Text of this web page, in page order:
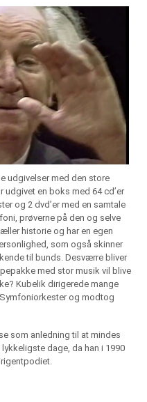
udgivelser med den store
en boks med 64 cd’er
og 2 dvd’er med en samtale
prøverne på den og selve
historie og har en egen
som også skinner
til bunds. Desværre bliver
med stor musik vil blive
Kubelik dirigerede mange
og modtog
som anledning til at mindes
dage, da han i 1990